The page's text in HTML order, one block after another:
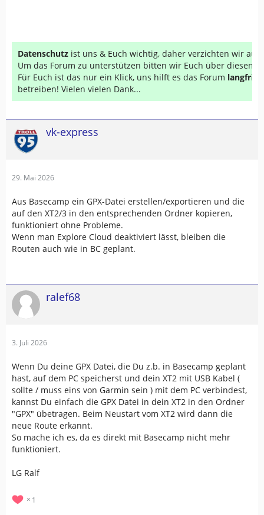
Datenschutz ist uns & Euch wichtig, daher verzichten wir auf
Um das Forum zu unterstützen bitten wir Euch über diesen
Für Euch ist das nur ein Klick, uns hilft es das Forum
betreiben! Vielen vielen Dank...
vk-express
29. Mai 2026
Aus Basecamp ein GPX-Datei erstellen/exportieren und die
auf den XT2/3 in den entsprechenden Ordner kopieren,
funktioniert ohne Probleme.
Wenn man Explore Cloud deaktiviert lässt, bleiben die
Routen auch wie in BC geplant.
ralef68
3. Juli 2026
Wenn Du deine GPX Datei, die Du z.b. in Basecamp geplant
hast, auf dem PC speicherst und dein XT2 mit USB Kabel (
sollte / muss eins von Garmin sein ) mit dem PC verbindest,
kannst Du einfach die GPX Datei in dein XT2 in den Ordner
"GPX" übetragen. Beim Neustart vom XT2 wird dann die
neue Route erkannt.
So mache ich es, da es direkt mit Basecamp nicht mehr
funktioniert.
LG Ralf
1